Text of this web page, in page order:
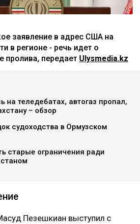
заявление в адрес США на
в регионе - речь идет о
пролива, передает Ulysmedia.kz
на теледебатах, автогаз пропал,
– обзор
судоходства в Ормузском
старые ограничения ради
Пезешкиан выступил с